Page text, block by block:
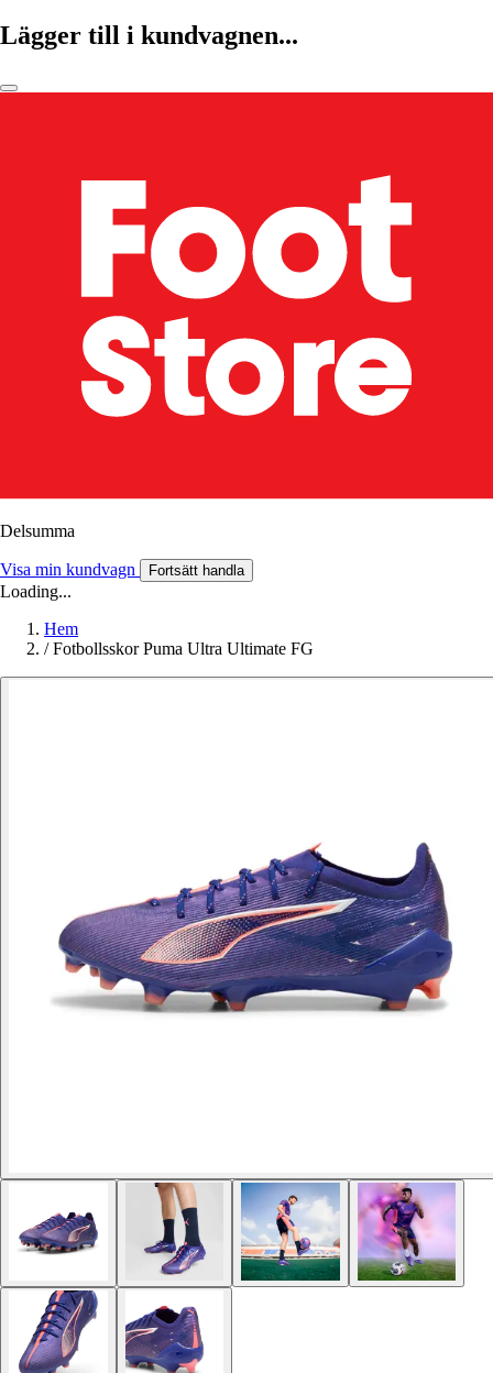
Lägger till i kundvagnen...
Delsumma
Visa min kundvagn Fortsätt handla
Loading...
Hem
/ Fotbollsskor Puma Ultra Ultimate FG